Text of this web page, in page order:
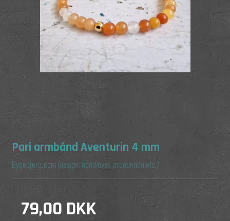
Pari armbånd Aventurin 4 mm
Bygebjerg.com(design, håndlavet, produktion etc.)
79,00 DKK